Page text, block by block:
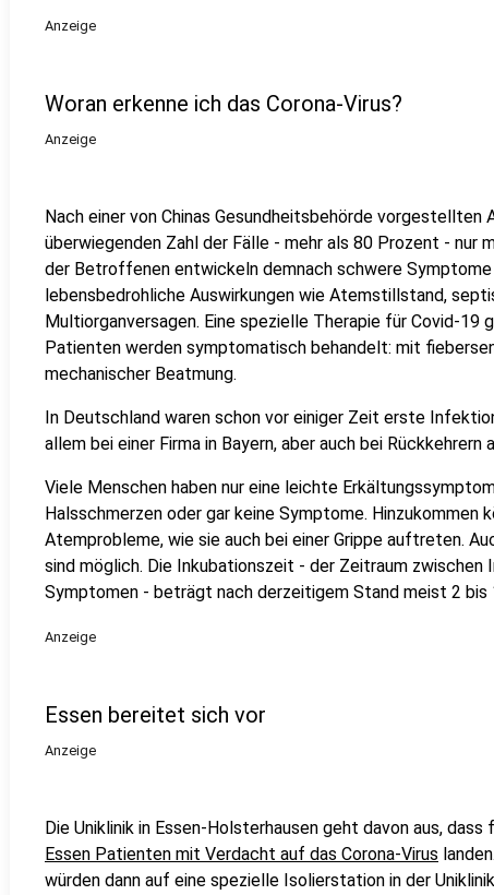
Anzeige
Woran erkenne ich das Corona-Virus?
Anzeige
Nach einer von Chinas Gesundheitsbehörde vorgestellten
überwiegenden Zahl der Fälle - mehr als 80 Prozent - nur
der Betroffenen entwickeln demnach schwere
lebensbedrohliche Auswirkungen wie Atemstillstand,
Multiorganversagen. Eine spezielle Therapie für Covid-19
Patienten werden symptomatisch behandelt: mit
mechanischer Beatmung.
In Deutschland waren schon vor einiger Zeit erste
allem bei einer Firma in Bayern, aber auch bei Rückkehrern
Viele Menschen haben nur eine leichte
Halsschmerzen oder gar keine Symptome. Hinzukommen
Atemprobleme, wie sie auch bei einer Grippe auftreten.
sind möglich. Die Inkubationszeit - der Zeitraum zwischen
Symptomen - beträgt nach derzeitigem Stand meist 2 bis
Anzeige
Essen bereitet sich vor
Anzeige
Die Uniklinik in Essen-Holsterhausen geht davon aus,
Essen Patienten mit Verdacht auf das Corona-Virus
würden dann auf eine spezielle Isolierstation in der